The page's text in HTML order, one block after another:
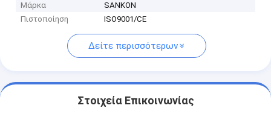
Μάρκα
SANKON
Πιστοποίηση
ISO9001/CE
Δείτε περισσότερων
Στοιχεία Επικοινωνίας